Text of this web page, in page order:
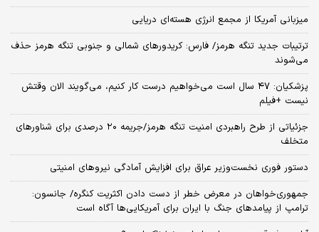
میزبانی آمریکا از مجمع انرژی هسته‌ای دریایی
ترتیبات جدید تنگه هرمز/ فارس: کریدورهای شمالی و جنوبی تنگه هرمز حذف
می‌شوند
پزشکیان: ۴۷ سال است می‌خواهیم درست کار کنیم، می‌گویند الان وقتش
نیست +فیلم
جزئیاتی از طرح راهبردی امنیت تنگه هرمز/جریمه ۲۰ درصدی برای شناورهای
متخلف
دستور فوری نخست‌وزیر عراق برای افزایش آمادگی نیروهای امنیتی
جمهوری‌خواهان در معرض خطر از دست دادن اکثریت کنگره/ جانسون:
ترامپ از پیامدهای جنگ با ایران برای آمریکایی‌ها آگاه است